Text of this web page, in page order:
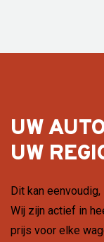
UW
UW
Dit kan
Wij zijn actief in
prijs voor elke